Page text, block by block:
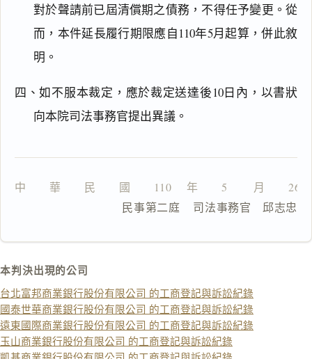
對於聲請前已屆清償期之債務，不得任予變更。從
而，本件延長履行期限應自110年5月起算，併此敘
明。
四、如不服本裁定，應於裁定送達後10日內，以書狀
向本院司法事務官提出異議。
中　　華　　民　　國　　110 　年　　5 　　月　　26
              民事第二庭    司法事務官　邱志忠
本判決出現的公司
台北富邦商業銀行股份有限公司 的工商登記與訴訟紀錄
國泰世華商業銀行股份有限公司 的工商登記與訴訟紀錄
遠東國際商業銀行股份有限公司 的工商登記與訴訟紀錄
玉山商業銀行股份有限公司 的工商登記與訴訟紀錄
搜尋
主
鍵